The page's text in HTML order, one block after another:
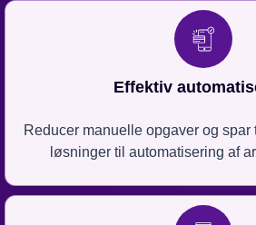
Effektiv
Reducer manuelle opgaver og spar
løsninger til automatisering af